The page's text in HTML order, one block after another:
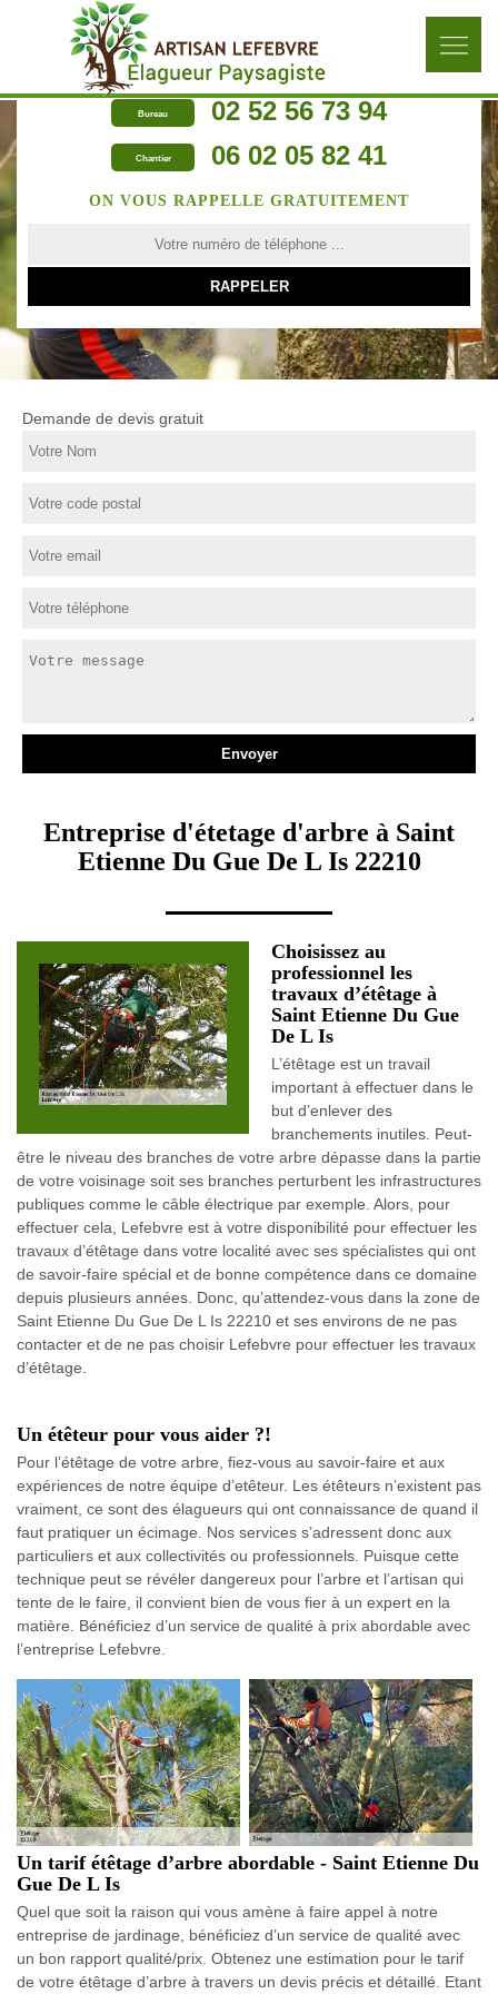
Bureau 02 52 56 73 94
Chantier 06 02 05 82 41
ON VOUS RAPPELLE GRATUITEMENT
Demande de devis gratuit
Entreprise d'étetage d'arbre à Saint
Etienne Du Gue De L Is 22210
Choisissez au
professionnel les
travaux d’étêtage à
Saint Etienne Du Gue
De L Is
L’étêtage est un travail
important à effectuer dans le
but d’enlever des
branchements inutiles. Peut-
être le niveau des branches de votre arbre dépasse dans la partie
de votre voisinage soit ses branches perturbent les infrastructures
publiques comme le câble électrique par exemple. Alors, pour
effectuer cela, Lefebvre est à votre disponibilité pour effectuer les
travaux d’étêtage dans votre localité avec ses spécialistes qui ont
de savoir-faire spécial et de bonne compétence dans ce domaine
depuis plusieurs années. Donc, qu’attendez-vous dans la zone de
Saint Etienne Du Gue De L Is 22210 et ses environs de ne pas
contacter et de ne pas choisir Lefebvre pour effectuer les travaux
d’étêtage.
Un étêteur pour vous aider ?!
Pour l’étêtage de votre arbre, fiez-vous au savoir-faire et aux
expériences de notre équipe d’etêteur. Les étêteurs n’existent pas
vraiment, ce sont des élagueurs qui ont connaissance de quand il
faut pratiquer un écimage. Nos services s’adressent donc aux
particuliers et aux collectivités ou professionnels. Puisque cette
technique peut se révéler dangereux pour l’arbre et l’artisan qui
tente de le faire, il convient bien de vous fier à un expert en la
matière. Bénéficiez d’un service de qualité à prix abordable avec
l’entreprise Lefebvre.
Un tarif étêtage d’arbre abordable - Saint Etienne Du
Gue De L Is
Quel que soit la raison qui vous amène à faire appel à notre
entreprise de jardinage, bénéficiez d’un service de qualité avec
un bon rapport qualité/prix. Obtenez une estimation pour le tarif
de votre étêtage d’arbre à travers un devis précis et détaillé. Etant